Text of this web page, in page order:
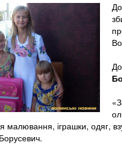
іграшки, одяг,